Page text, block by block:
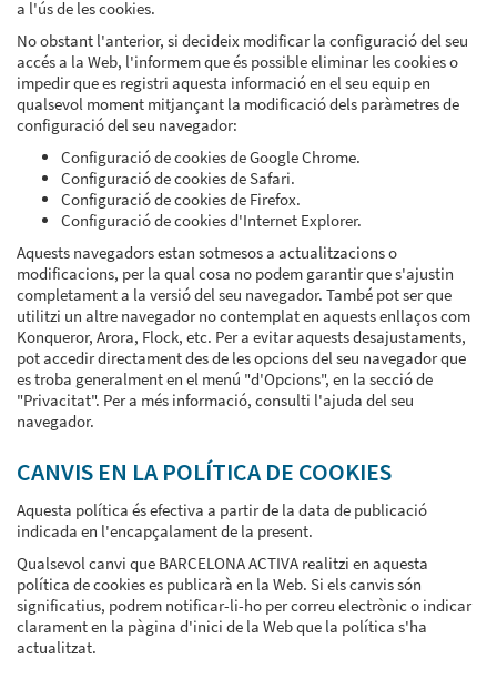
a l'ús de les cookies.
No obstant l'anterior, si decideix modificar la configuració del seu
accés a la Web, l'informem que és possible eliminar les cookies o
impedir que es registri aquesta informació en el seu equip en
qualsevol moment mitjançant la modificació dels paràmetres de
configuració del seu navegador:
Configuració de cookies de Google Chrome.
Configuració de cookies de Safari.
Configuració de cookies de Firefox.
Configuració de cookies d'Internet Explorer.
Aquests navegadors estan sotmesos a actualitzacions o
modificacions, per la qual cosa no podem garantir que s'ajustin
completament a la versió del seu navegador. També pot ser que
utilitzi un altre navegador no contemplat en aquests enllaços com
Konqueror, Arora, Flock, etc. Per a evitar aquests desajustaments,
pot accedir directament des de les opcions del seu navegador que
es troba generalment en el menú "d'Opcions", en la secció de
"Privacitat". Per a més informació, consulti l'ajuda del seu
navegador.
CANVIS EN LA POLÍTICA DE COOKIES
Aquesta política és efectiva a partir de la data de publicació
indicada en l'encapçalament de la present.
Qualsevol canvi que BARCELONA ACTIVA realitzi en aquesta
política de cookies es publicarà en la Web. Si els canvis són
significatius, podrem notificar-li-ho per correu electrònic o indicar
clarament en la pàgina d'inici de la Web que la política s'ha
actualitzat.